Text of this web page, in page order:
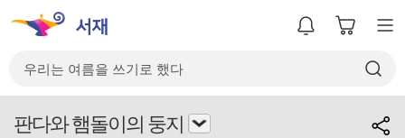
판다와 햄돌이의 둥지